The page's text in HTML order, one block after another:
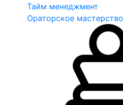
Тайм менеджмент
Ораторское мастерство